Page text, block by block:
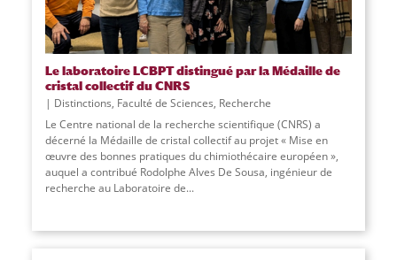
Le laboratoire LCBPT distingué par la Médaille de
cristal collectif du CNRS
Distinctions, Faculté de Sciences, Recherche
Le Centre national de la recherche scientifique (CNRS) a
décerné la Médaille de cristal collectif au projet « Mise en
œuvre des bonnes pratiques du chimiothécaire européen »,
auquel a contribué Rodolphe Alves De Sousa, ingénieur de
recherche au Laboratoire de...